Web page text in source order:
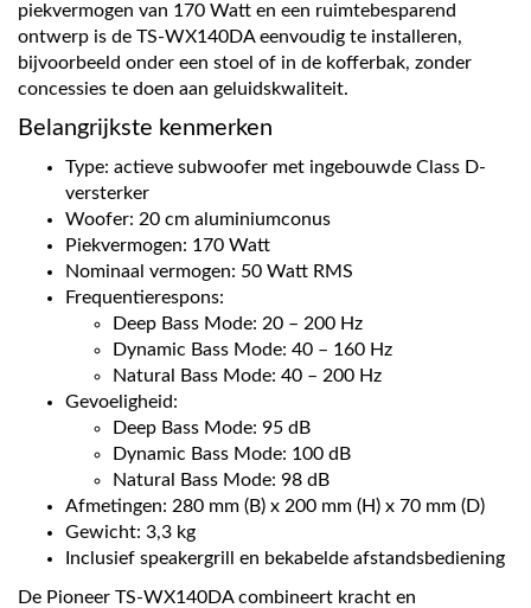
piekvermogen van 170 Watt en een ruimtebesparend
ontwerp is de TS-WX140DA eenvoudig te installeren,
bijvoorbeeld onder een stoel of in de kofferbak, zonder
concessies te doen aan geluidskwaliteit.
Belangrijkste kenmerken
Type: actieve subwoofer met ingebouwde Class D-
versterker
Woofer: 20 cm aluminiumconus
Piekvermogen: 170 Watt
Nominaal vermogen: 50 Watt RMS
Frequentierespons:
Deep Bass Mode: 20 – 200 Hz
Dynamic Bass Mode: 40 – 160 Hz
Natural Bass Mode: 40 – 200 Hz
Gevoeligheid:
Deep Bass Mode: 95 dB
Dynamic Bass Mode: 100 dB
Natural Bass Mode: 98 dB
Afmetingen: 280 mm (B) x 200 mm (H) x 70 mm (D)
Gewicht: 3,3 kg
Inclusief speakergrill en bekabelde afstandsbediening
De Pioneer TS-WX140DA combineert kracht en